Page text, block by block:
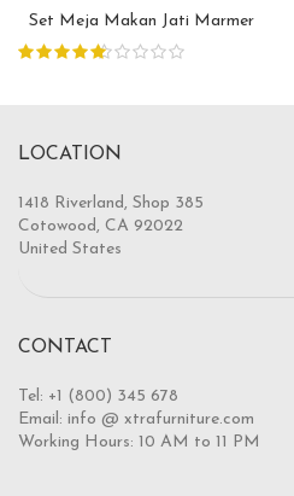
Set Meja Makan Jati Marmer
Kursi 6 Modern
LOCATION
1418 Riverland, Shop 385
Cotowood, CA 92022
United States
CONTACT
Tel: +1 (800) 345 678
Email: info @ xtrafurniture.com
Working Hours: 10 AM to 11 PM